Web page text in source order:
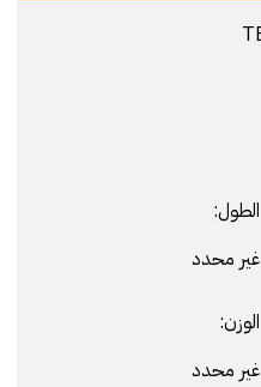
الطول:
غير محدد
الوزن:
غير محدد